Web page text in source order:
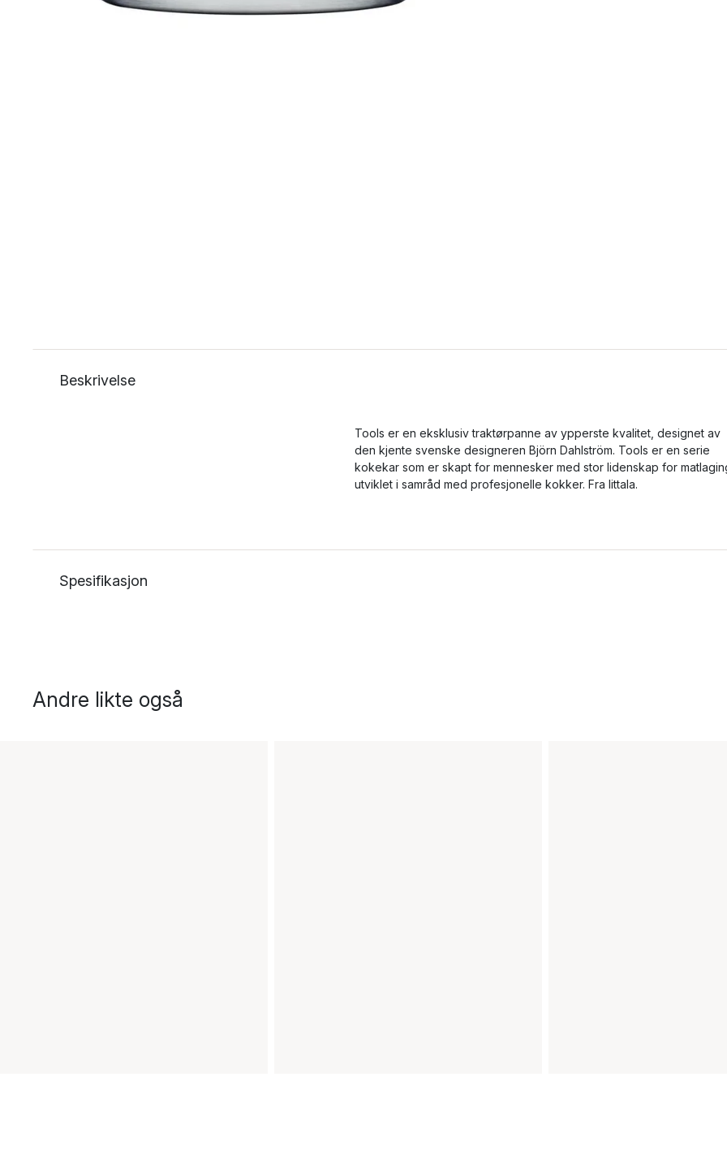
Beskrivelse
Tools er en eksklusiv traktørpanne av ypperste kvalitet, designet av
den kjente svenske designeren Björn Dahlström. Tools er en serie
kokekar som er skapt for mennesker med stor lidenskap for
utviklet i samråd med profesjonelle kokker. Fra Iittala.
Spesifikasjon
Andre likte også